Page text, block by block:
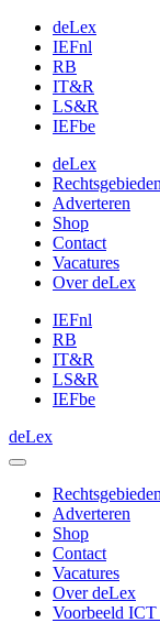
deLex
IEFnl
RB
IT&R
LS&R
IEFbe
deLex
Rechtsgebieden
Adverteren
Shop
Contact
Vacatures
Over deLex
IEFnl
RB
IT&R
LS&R
IEFbe
deLex
Rechtsgebieden
Adverteren
Shop
Contact
Vacatures
Over deLex
Voorbeeld